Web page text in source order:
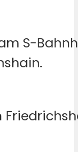
S-